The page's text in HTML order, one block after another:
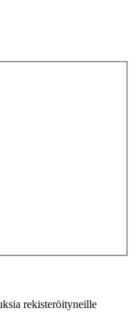
rekisteröityneille